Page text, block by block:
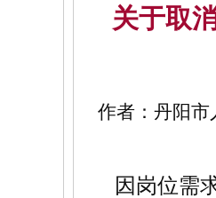
关于取
作者：丹阳市
因岗位需